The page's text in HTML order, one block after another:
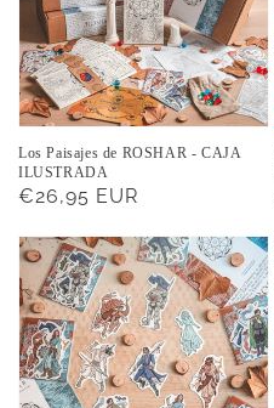
Los Paisajes de ROSHAR - CAJA
ILUSTRADA
Precio
€26,95 EUR